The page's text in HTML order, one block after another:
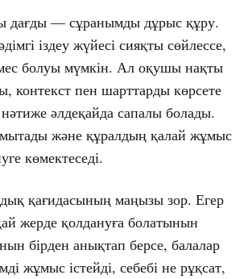
дағды — сұранымды дұрыс құру.
іздеу жүйесі сияқты сөйлессе,
болуы мүмкін. Ал оқушы нақты
контекст пен шарттарды көрсете
нәтиже әлдеқайда сапалы болады.
және құралдың қалай жұмыс
көмектеседі.
қағидасының маңызы зор. Егер
жерде қолдануға болатынын
бірден анықтап берсе, балалар
жұмыс істейді, себебі не рұқсат,